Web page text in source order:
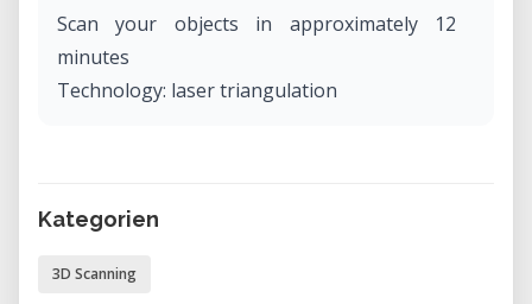
Scan your objects in approximately 12
minutes
Technology: laser triangulation
Kategorien
3D Scanning